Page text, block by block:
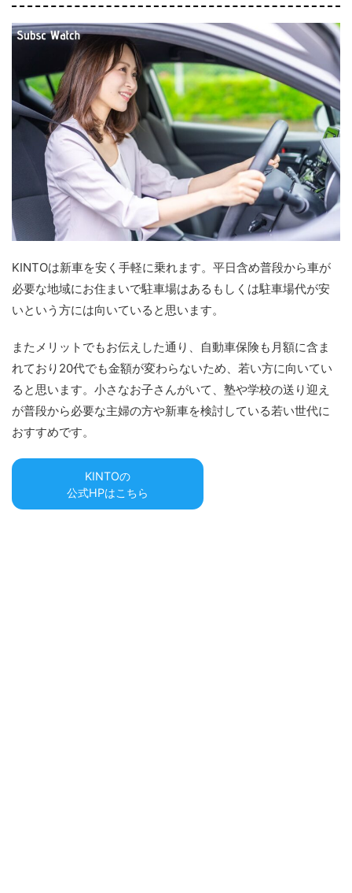
KINTOは新車を安く手軽に乗れます。平日含め普段から車が
必要な地域にお住まいで駐車場はあるもしくは駐車場代が安
いという方には向いていると思います。
またメリットでもお伝えした通り、自動車保険も月額に含ま
れており20代でも金額が変わらないため、若い方に向いてい
ると思います。小さなお子さんがいて、塾や学校の送り迎え
が普段から必要な主婦の方や新車を検討している若い世代に
おすすめです。
KINTOの
公式HPはこちら